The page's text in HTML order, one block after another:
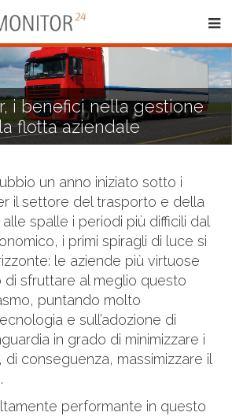
i benefici nella gestione
flotta aziendale
un anno iniziato sotto i
il settore del trasporto e della
spalle i periodi più difficili dal
i primi spiragli di luce si
le aziende più virtuose
sfruttare al meglio questo
puntando molto
e sull’adozione di
in grado di minimizzare i
conseguenza, massimizzare il
performante in questo